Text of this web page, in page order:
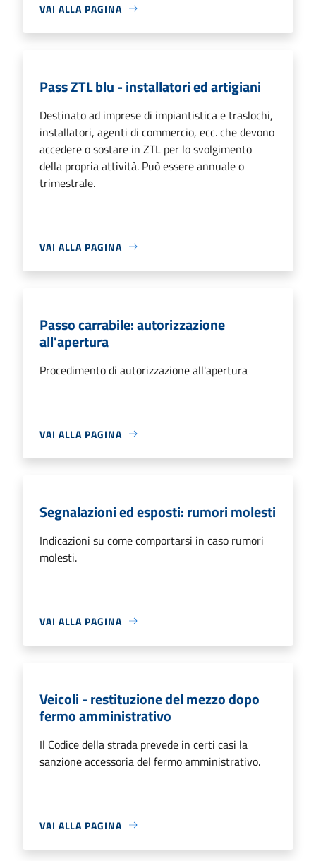
VAI ALLA PAGINA
Pass ZTL blu - installatori ed artigiani
Destinato ad imprese di impiantistica e traslochi,
installatori, agenti di commercio, ecc. che devono
accedere o sostare in ZTL per lo svolgimento
della propria attività. Può essere annuale o
trimestrale.
VAI ALLA PAGINA
Passo carrabile: autorizzazione
all'apertura
Procedimento di autorizzazione all'apertura
VAI ALLA PAGINA
Segnalazioni ed esposti: rumori molesti
Indicazioni su come comportarsi in caso rumori
molesti.
VAI ALLA PAGINA
Veicoli - restituzione del mezzo dopo
fermo amministrativo
Il Codice della strada prevede in certi casi la
sanzione accessoria del fermo amministrativo.
VAI ALLA PAGINA